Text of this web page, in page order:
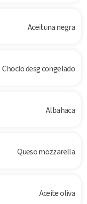
Aceituna negra
Choclo desg congelado
Albahaca
Queso mozzarella
Aceite oliva